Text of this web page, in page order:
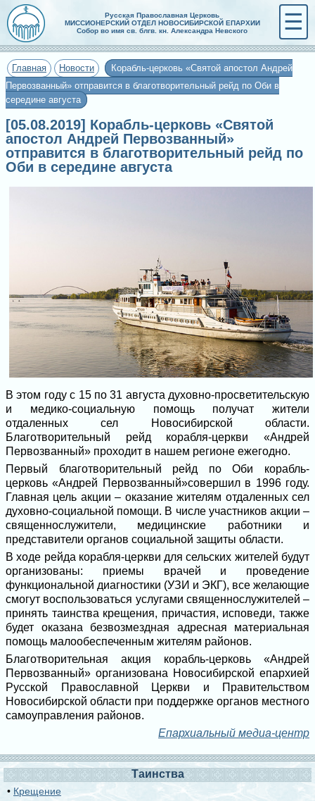
Русская Православная Церковь
МИССИОНЕРСКИЙ ОТДЕЛ НОВОСИБИРСКОЙ ЕПАРХИИ
Собор во имя св. блгв. кн. Александра Невского
☰
Главная Новости
Корабль-церковь «Святой апостол Андрей
Первозванный» отправится в благотворительный рейд по Оби в
середине августа
[05.08.2019] Корабль-церковь «Святой
апостол Андрей Первозванный»
отправится в благотворительный рейд по
Оби в середине августа
В этом году с 15 по 31 августа духовно-просветительскую
и медико-социальную помощь получат жители
отдаленных сел Новосибирской области.
Благотворительный рейд корабля-церкви «Андрей
Первозванный» проходит в нашем регионе ежегодно.
Первый благотворительный рейд по Оби корабль-
церковь «Андрей Первозванный»совершил в 1996 году.
Главная цель акции – оказание жителям отдаленных сел
духовно-социальной помощи. В числе участников акции –
священнослужители, медицинские работники и
представители органов социальной защиты области.
В ходе рейда корабля-церкви для сельских жителей будут
организованы: приемы врачей и проведение
функциональной диагностики (УЗИ и ЭКГ), все желающие
смогут воспользоваться услугами священнослужителей –
принять таинства крещения, причастия, исповеди, также
будет оказана безвозмездная адресная материальная
помощь малообеспеченным жителям районов.
Благотворительная акция корабль-церковь «Андрей
Первозванный» организована Новосибирской епархией
Русской Православной Церкви и Правительством
Новосибирской области при поддержке органов местного
самоуправления районов.
Епархиальный медиа-центр
Таинства
• Крещение